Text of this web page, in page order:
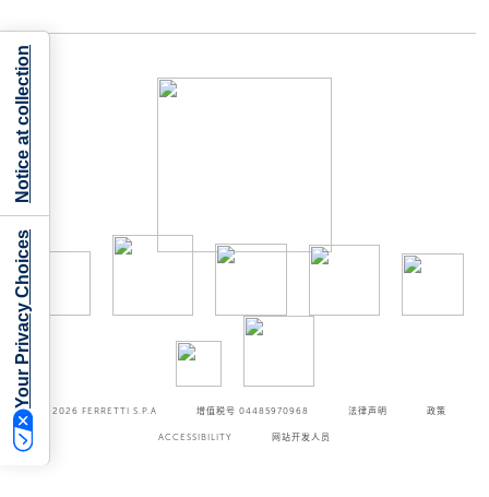
©2026 FERRETTI S.P.A 增值税号 04485970968 法律声明 政策
ACCESSIBILITY 网站开发人员
Your Privacy Choices
Notice at collection